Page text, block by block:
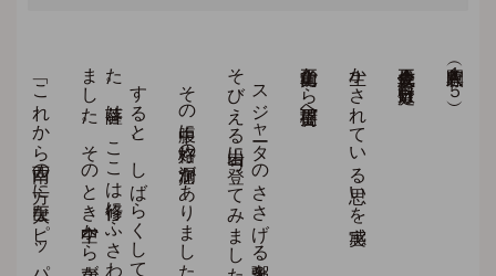
人間釈尊（１５）
生かされている思いを実感
前正覚山から菩提樹下へ
。
、